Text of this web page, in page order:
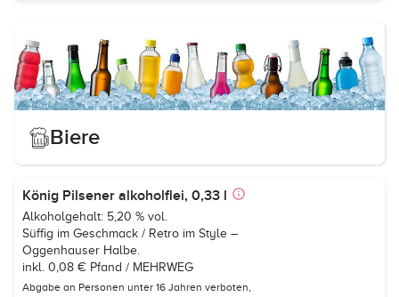
Biere
König Pilsener alkoholflei, 0,33 l
Alkoholgehalt: 5,20 % vol.
Süffig im Geschmack / Retro im Style –
Oggenhauser Halbe.
inkl. 0,08 € Pfand / MEHRWEG
Abgabe an Personen unter 16 Jahren verboten,